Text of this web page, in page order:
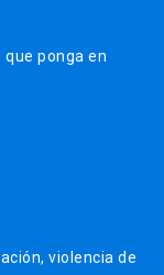
ponga en
violencia de